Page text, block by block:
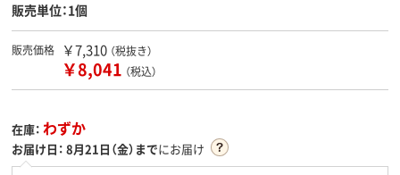
販売単位：1個
販売価格 ￥7,310 （税抜き）
￥8,041 （税込）
在庫： わずか
お届け日： 8月21日（金）までにお届け